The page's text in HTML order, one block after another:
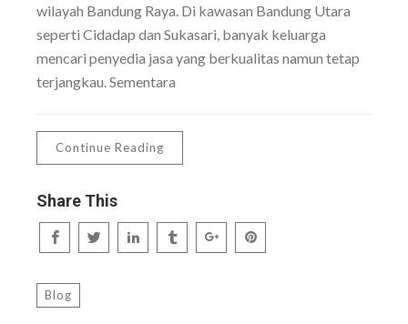
wilayah Bandung Raya. Di kawasan Bandung Utara
seperti Cidadap dan Sukasari, banyak keluarga
mencari penyedia jasa yang berkualitas namun tetap
terjangkau. Sementara
Continue Reading
Share This
Blog